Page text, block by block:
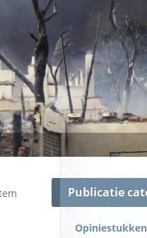
Publicatie
Opiniestukken